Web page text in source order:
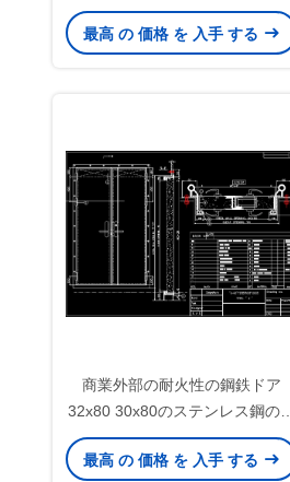
パネルの32インチ30
最高 の 価格 を 入手 する
商業外部の耐火性の鋼鉄ドア
32x80 30x80のステンレス鋼の火
評価されるドアおよびフレーム
最高 の 価格 を 入手 する